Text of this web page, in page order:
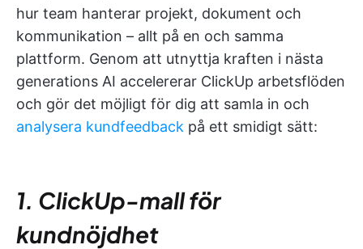
hur team hanterar projekt, dokument och
kommunikation – allt på en och samma
plattform. Genom att utnyttja kraften i nästa
generations AI accelererar ClickUp arbetsflöden
och gör det möjligt för dig att samla in och
analysera kundfeedback på ett smidigt sätt:
1. ClickUp-mall för
kundnöjdhet